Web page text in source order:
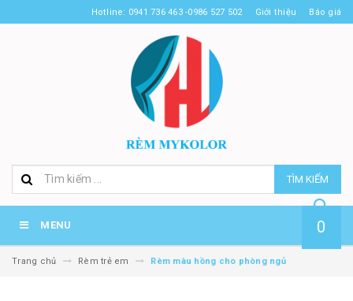
Hotline: 0941 736 463 -0986 527 502 Giới thiệu Báo giá
TÌM KIẾM
MENU 0
Trang chủ Rèm trẻ em Rèm màu hồng cho phòng ngủ